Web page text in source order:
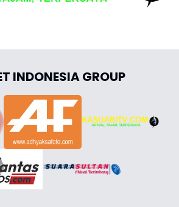
INDONESIA GROUP